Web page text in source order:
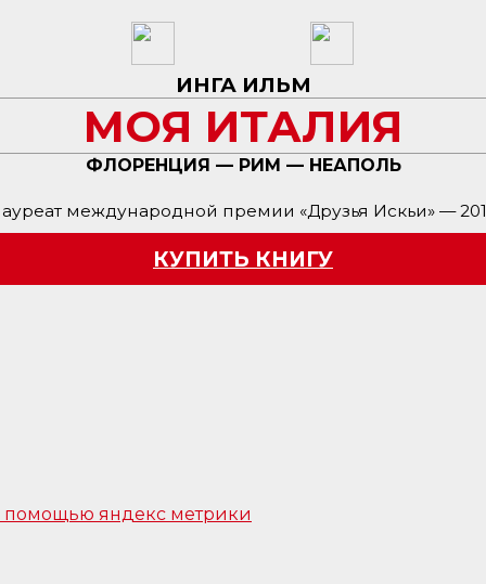
ИНГА ИЛЬМ
МОЯ ИТАЛИЯ
ФЛОРЕНЦИЯ — РИМ — НЕАПОЛЬ
международной премии «Друзья Искьи» —
КУПИТЬ КНИГУ
помощью яндекс метрики